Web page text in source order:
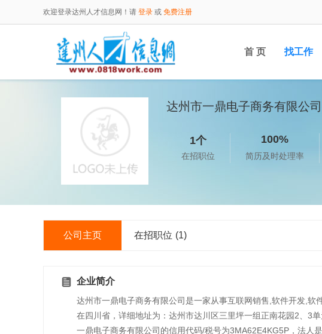
欢迎登录达州人才信息网！请 登录 或 免费注册
首 页 找工作
达州市一鼎电子商务有限公司
1个
在招职位
100%
简历及时处理率
公司主页 在招职位 (1)
企业简介
达州市一鼎电子商务有限公司是一家从事互联网销售,软件开发,
在四川省，详细地址为：达州市达川区三里坪一组正南花园2、3
一鼎电子商务有限公司的信用代码/税号为3MA62E4KG5P，法人